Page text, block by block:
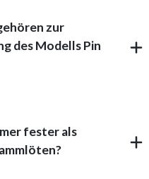
zur
des Modells Pin
fester als